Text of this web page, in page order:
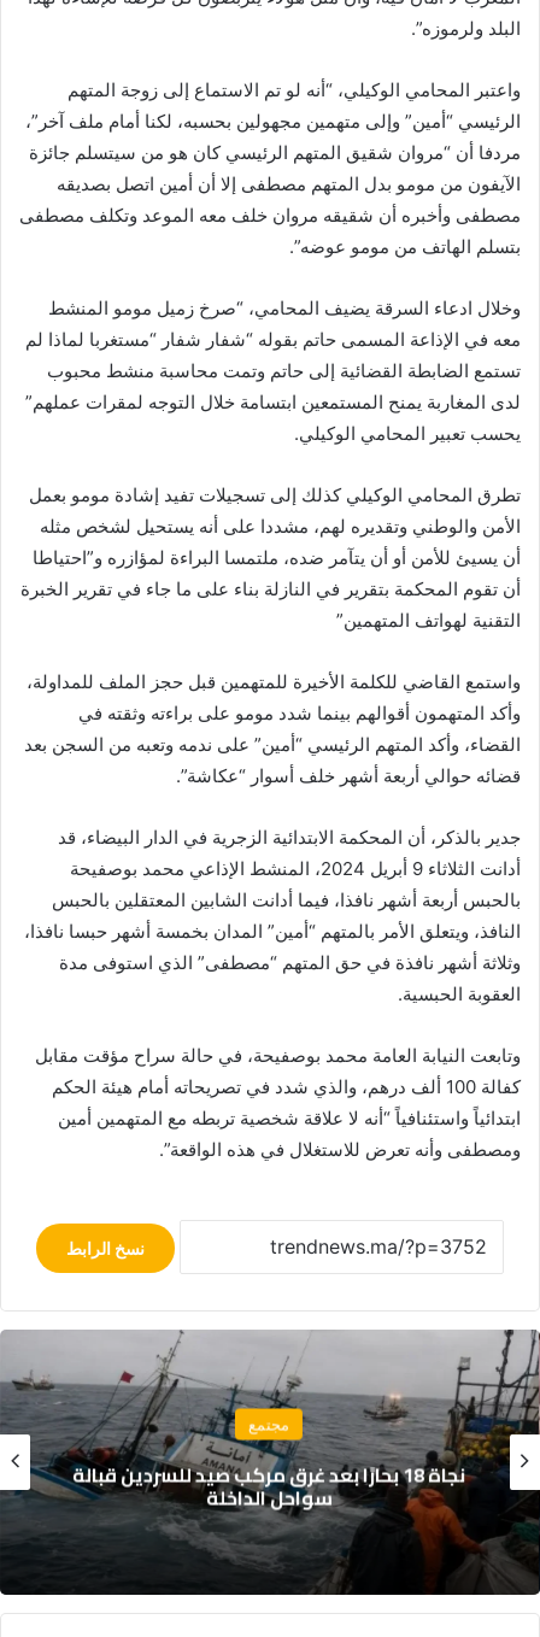
البلد ولرموزه”.
واعتبر المحامي الوكيلي، “أنه لو تم الاستماع إلى زوجة المتهم
الرئيسي “أمين” وإلى متهمين مجهولين بحسبه، لكنا أمام ملف آخر”،
مردفا أن “مروان شقيق المتهم الرئيسي كان هو من سيتسلم جائزة
الآيفون من مومو بدل المتهم مصطفى إلا أن أمين اتصل بصديقه
مصطفى وأخبره أن شقيقه مروان خلف معه الموعد وتكلف مصطفى
بتسلم الهاتف من مومو عوضه”.
وخلال ادعاء السرقة يضيف المحامي، “صرخ زميل مومو المنشط
معه في الإذاعة المسمى حاتم بقوله “شفار شفار “مستغربا لماذا لم
تستمع الضابطة القضائية إلى حاتم وتمت محاسبة منشط محبوب
لدى المغاربة يمنح المستمعين ابتسامة خلال التوجه لمقرات عملهم”
يحسب تعبير المحامي الوكيلي.
تطرق المحامي الوكيلي كذلك إلى تسجيلات تفيد إشادة مومو بعمل
الأمن والوطني وتقديره لهم، مشددا على أنه يستحيل لشخص مثله
أن يسيئ للأمن أو أن يتآمر ضده، ملتمسا البراءة لمؤازره و”احتياطا
أن تقوم المحكمة بتقرير في النازلة بناء على ما جاء في تقرير الخبرة
التقنية لهواتف المتهمين”
واستمع القاضي للكلمة الأخيرة للمتهمين قبل حجز الملف للمداولة،
وأكد المتهمون أقوالهم بينما شدد مومو على براءته وثقته في
القضاء، وأكد المتهم الرئيسي “أمين” على ندمه وتعبه من السجن بعد
قضائه حوالي أربعة أشهر خلف أسوار “عكاشة”.
جدير بالذكر، أن المحكمة الابتدائية الزجرية في الدار البيضاء، قد
أدانت الثلاثاء 9 أبريل 2024، المنشط الإذاعي محمد بوصفيحة
بالحبس أربعة أشهر نافذا، فيما أدانت الشابين المعتقلين بالحبس
النافذ، ويتعلق الأمر بالمتهم “أمين” المدان بخمسة أشهر حبسا نافذا،
وثلاثة أشهر نافذة في حق المتهم “مصطفى” الذي استوفى مدة
العقوبة الحبسية.
وتابعت النيابة العامة محمد بوصفيحة، في حالة سراح مؤقت مقابل
كفالة 100 ألف درهم، والذي شدد في تصريحاته أمام هيئة الحكم
ابتدائياً واستئنافياً “أنه لا علاقة شخصية تربطه مع المتهمين أمين
ومصطفى وأنه تعرض للاستغلال في هذه الواقعة”.
نسخ الرابط
مجتمع
نجاة 18 بحارًا بعد غرق مركب صيد للسردين قبالة
سواحل الداخلة